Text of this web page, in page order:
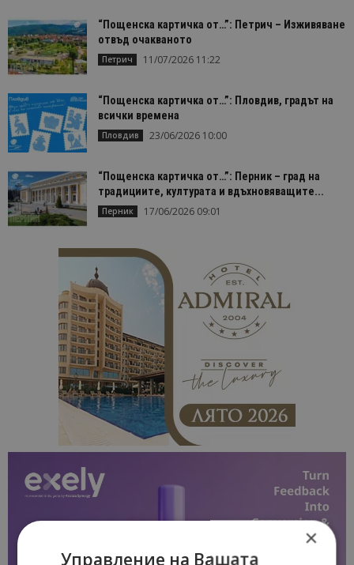
“Пощенска картичка от…”: Петрич – Изживяване
отвъд очакваното
Петрич 11/07/2026 11:22
“Пощенска картичка от…”: Пловдив, градът на
всички времена
Пловдив 23/06/2026 10:00
“Пощенска картичка от…”: Перник – град на
традициите, културата и вдъхновяващите...
Перник 17/06/2026 09:01
×
Управление на Вашата